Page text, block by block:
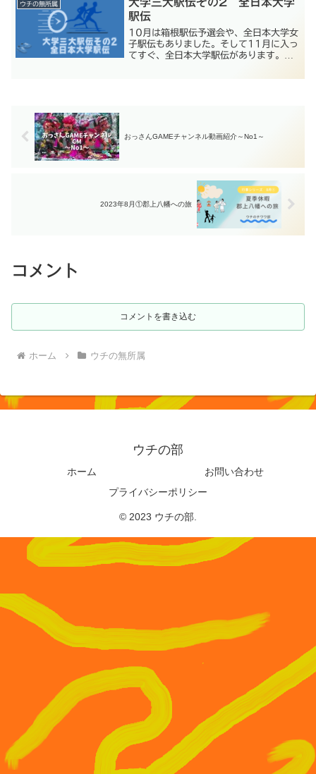
で交流をする機会が増えている昨今、私
自身、言葉の重みを考えるきっかけにな
思い、まとめてみました。
ウチの無所属
駅伝
10月は箱根駅伝予選会や、全日本大学女
子駅伝もありました。そして11月に入っ
てすぐ、全日本大学駅伝があります。毎
会、今年は2023年11月5日（日）で
おっさんGAMEチャンネル動画紹介～No1～
2023年8月①郡上八幡への旅
コメント
コメントを書き込む
ホーム ウチの無所属
ウチの部
ホーム
お問い合わせ
プライバシーポリシー
© 2023 ウチの部.